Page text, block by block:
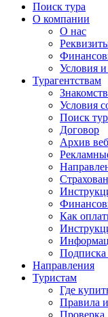
Поиск тура
О компании
О нас
Условия и
Турагентствам
Условия
Поиск
Договор
Архив
Как
Подписка
Направления
Туристам
Где
Правила
Проверка